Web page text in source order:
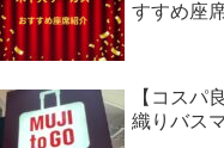
すすめ座
【コスパ
織りバス